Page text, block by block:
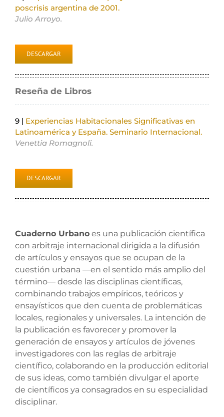
poscrisis argentina de 2001.
Julio Arroyo.
DESCARGAR
Reseña de Libros
9 | Experiencias Habitacionales Significativas en
Latinoamérica y España. Seminario Internacional.
Venettia Romagnoli.
DESCARGAR
Cuaderno Urbano es una publicación científica
con arbitraje internacional dirigida a la difusión
de artículos y ensayos que se ocupan de la
cuestión urbana —en el sentido más amplio del
término— desde las disciplinas científicas,
combinando trabajos empíricos, teóricos y
ensayísticos que den cuenta de problemáticas
locales, regionales y universales. La intención de
la publicación es favorecer y promover la
generación de ensayos y artículos de jóvenes
investigadores con las reglas de arbitraje
científico, colaborando en la producción editorial
de sus ideas, como también divulgar el aporte
de científicos ya consagrados en su especialidad
disciplinar.